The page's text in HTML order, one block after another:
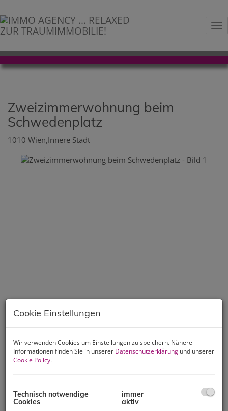
Zweizimmerwohnung beim
Schwedenplatz
1010 Wien,Innere Stadt
Beschreibung
Cookie Einstellungen
Wir verwenden Cookies um Einstellungen zu speichern. Nähere
Informationen finden Sie in unserer Datenschutzerklärung und unserer
Cookie Policy.
Technisch notwendige
Cookies
immer
aktiv